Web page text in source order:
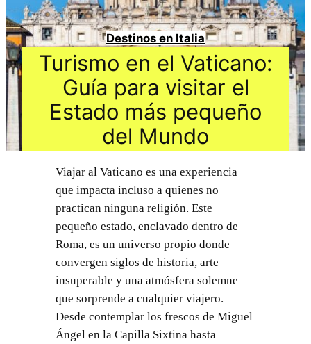
Destinos en Italia
Turismo en el Vaticano:
Guía para visitar el
Estado más pequeño
del Mundo
Viajar al Vaticano es una experiencia
que impacta incluso a quienes no
practican ninguna religión. Este
pequeño estado, enclavado dentro de
Roma, es un universo propio donde
convergen siglos de historia, arte
insuperable y una atmósfera solemne
que sorprende a cualquier viajero.
Desde contemplar los frescos de Miguel
Ángel en la Capilla Sixtina hasta